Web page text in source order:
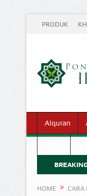
PRODUK
Alquran
NEWS
HOME CARA